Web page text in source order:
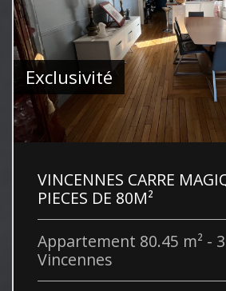
Exclusivité
VINCENNES CARRE
PIECES DE 80M²
Appartement 80.45 m² -
Vincennes